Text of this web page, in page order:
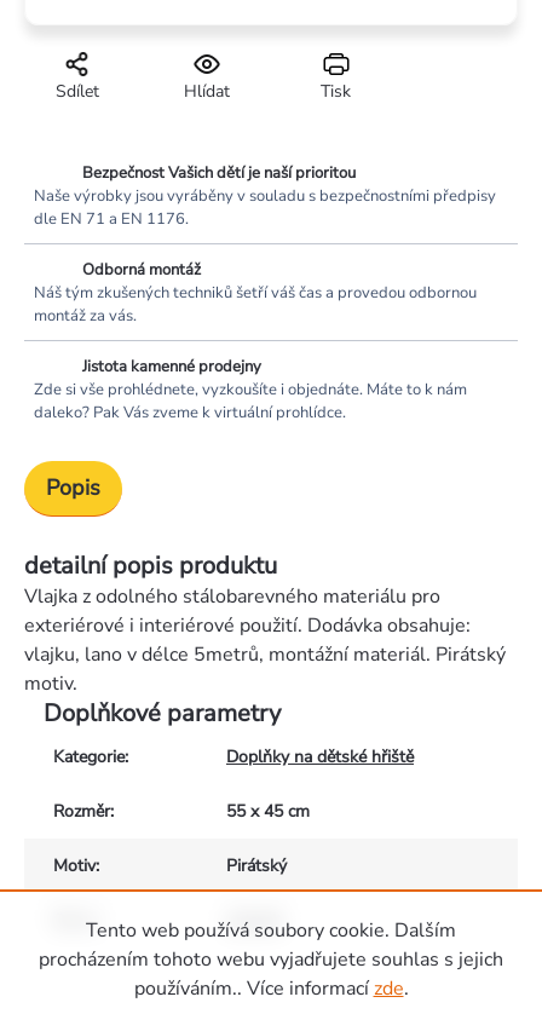
Tento web používá soubory cookie. Dalším
procházením tohoto webu vyjadřujete souhlas s jejich
používáním.. Více informacízde.
Tisk
Hlídat
Sdílet
Bezpečnost Vašich dětí je naší prioritou
Naše výrobky jsou vyráběny v souladu s bezpečnostními předpisy
dle EN 71 a EN 1176.
Odborná montáž
Náš tým zkušených techniků šetří váš čas a provedou odbornou
montáž za vás.
Jistota kamenné prodejny
Zde si vše prohlédnete, vyzkoušíte i objednáte. Máte to k nám
daleko? Pak Vás zveme k virtuální prohlídce.
Popis
detailní popis produktu
Vlajka z odolného stálobarevného materiálu pro
exteriérové i interiérové použití. Dodávka obsahuje:
vlajku, lano v délce 5metrů, montážní materiál. Pirátský
motiv.
Doplňkové parametry
Kategorie: Doplňky na dětské hřiště
Rozměr: 55 x 45 cm
Motiv: Pirátský
Barva: antracit
Zápatí